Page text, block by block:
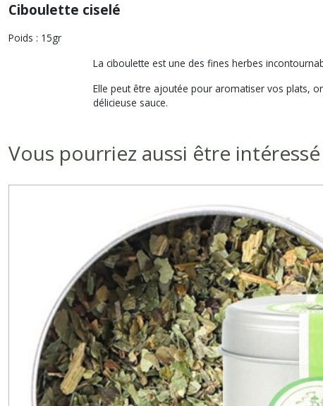
Ciboulette ciselé
Poids : 15gr
La ciboulette est une des fines herbes
Elle peut être ajoutée pour aromatiser vos plats,
délicieuse sauce.
Vous pourriez aussi être